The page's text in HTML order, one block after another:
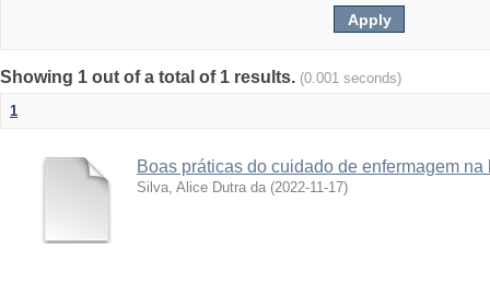
Showing 1 out of a total of 1 results. (0.001 seconds)
1
Boas práticas do cuidado de enfermagem
Silva, Alice Dutra da (2022-11-17)